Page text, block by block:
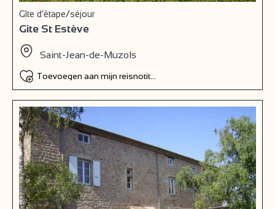
Gîte d’étape/séjour
Gite St Estève
Saint-Jean-de-Muzols
Toevoegen aan mijn reisnotitieboek